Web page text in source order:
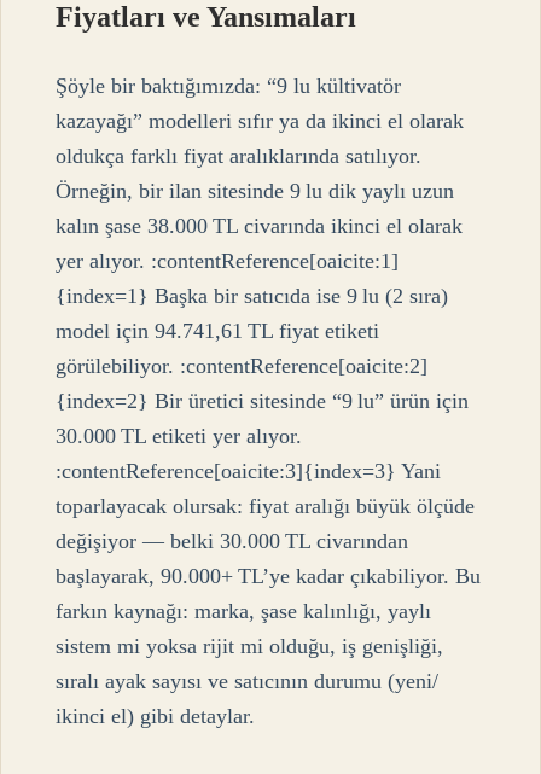
Fiyatları ve Yansımaları
Şöyle bir baktığımızda: “9 lu kültivatör
kazayağı” modelleri sıfır ya da ikinci el olarak
oldukça farklı fiyat aralıklarında satılıyor.
Örneğin, bir ilan sitesinde 9 lu dik yaylı uzun
kalın şase 38.000 TL civarında ikinci el olarak
yer alıyor. :contentReference[oaicite:1]
{index=1} Başka bir satıcıda ise 9 lu (2 sıra)
model için 94.741,61 TL fiyat etiketi
görülebiliyor. :contentReference[oaicite:2]
{index=2} Bir üretici sitesinde “9 lu” ürün için
30.000 TL etiketi yer alıyor.
:contentReference[oaicite:3]{index=3} Yani
toparlayacak olursak: fiyat aralığı büyük ölçüde
değişiyor — belki 30.000 TL civarından
başlayarak, 90.000+ TL’ye kadar çıkabiliyor. Bu
farkın kaynağı: marka, şase kalınlığı, yaylı
sistem mi yoksa rijit mi olduğu, iş genişliği,
sıralı ayak sayısı ve satıcının durumu (yeni/
ikinci el) gibi detaylar.